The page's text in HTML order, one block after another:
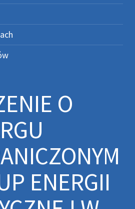
O
ENERGII